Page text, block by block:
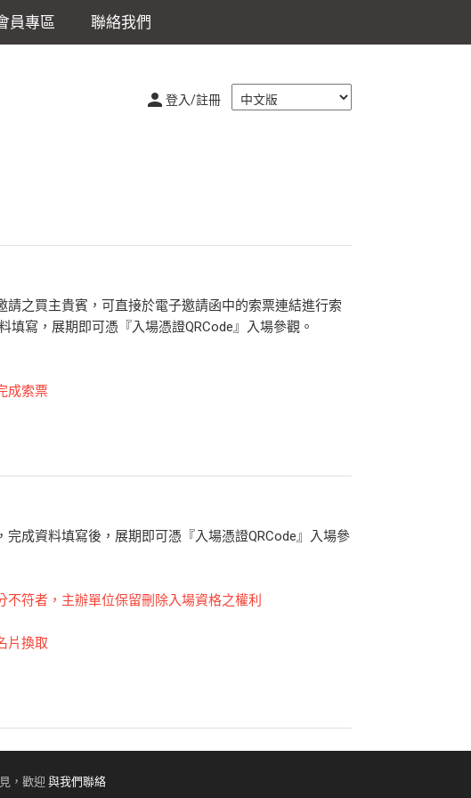
員專區 聯絡我們
登入/註冊
之買主貴賓，可直接於電子邀請函中的索票連結進行索
寫，展期即可憑『入場憑證QRCode』入場參觀。
成索票
成資料填寫後，展期即可憑『入場憑證QRCode』入場參
符者，主辦單位保留刪除入場資格之權利
片換取
，歡迎 與我們聯絡